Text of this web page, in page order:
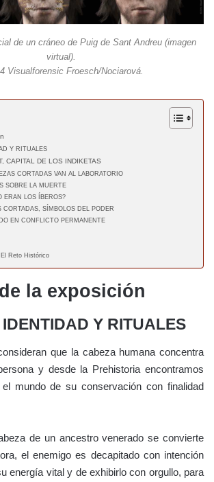
de un cráneo de Puig de Sant Andreu (imagen
virtual).
Visualforensic Froesch/Nociarová.
Y RITUALES
CAPITAL DE LOS INDIKETAS
CORTADAS VAN AL LABORATORIO
SOBRE LA MUERTE
ERAN LOS ÍBEROS?
CORTADAS, SÍMBOLOS DEL PODER
EN CONFLICTO PERMANENTE
Reto Histórico
la exposición
Y RITUALES
que la cabeza humana concentra
y desde la Prehistoria encontramos
mundo de su conservación con finalidad
de un ancestro venerado se convierte
el enemigo es decapitado con intención
energía vital y de exhibirlo con orgullo, para